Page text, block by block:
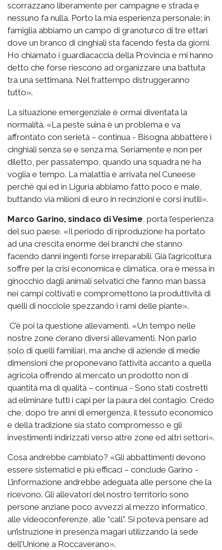
scorrazzano liberamente per campagne e strada e
nessuno fa nulla. Porto la mia esperienza personale: in
famiglia abbiamo un campo di granoturco di tre ettari
dove un branco di cinghiali sta facendo festa da giorni.
Ho chiamato i guardiacaccia della Provincia e mi hanno
detto che forse riescono ad organizzare una battuta
tra una settimana. Nel frattempo distruggeranno
tutto».
La situazione emergenziale è ormai diventata la
normalità. «La peste suina è un problema e va
affrontato con serietà – continua - Bisogna abbattere i
cinghiali senza se e senza ma. Seriamente e non per
diletto, per passatempo, quando una squadra ne ha
voglia e tempo. La malattia è arrivata nel Cuneese
perché qui ed in Liguria abbiamo fatto poco e male,
buttando via milioni di euro in recinzioni e corsi inutili».
Marco Garino, sindaco di Vesime, porta l’esperienza
del suo paese. «Il periodo di riproduzione ha portato
ad una crescita enorme dei branchi che stanno
facendo danni ingenti forse irreparabili. Già l’agricoltura
soffre per la crisi economica e climatica, ora è messa in
ginocchio dagli animali selvatici che fanno man bassa
nei campi coltivati e compromettono la produttività di
quelli di nocciole spezzando i rami delle piante».
C’è poi la questione allevamenti. «Un tempo nelle
nostre zone c’erano diversi allevamenti. Non parlo
solo di quelli familiari, ma anche di aziende di medie
dimensioni che proponevano l’attività accanto a quella
agricola offrendo al mercato un prodotto non di
quantità ma di qualità – continua - Sono stati costretti
ad eliminare tutti i capi per la paura del contagio. Credo
che, dopo tre anni di emergenza, il tessuto economico
e della tradizione sia stato compromesso e gli
investimenti indirizzati verso altre zone ed altri settori».
Cosa andrebbe cambiato? «Gli abbattimenti devono
essere sistematici e più efficaci – conclude Garino -
L’informazione andrebbe adeguata alle persone che la
ricevono. Gli allevatori del nostro territorio sono
persone anziane poco avvezzi al mezzo informatico,
alle videoconferenze, alle “call”. Si poteva pensare ad
un’istruzione in presenza magari utilizzando la sede
dell’Unione a Roccaverano».